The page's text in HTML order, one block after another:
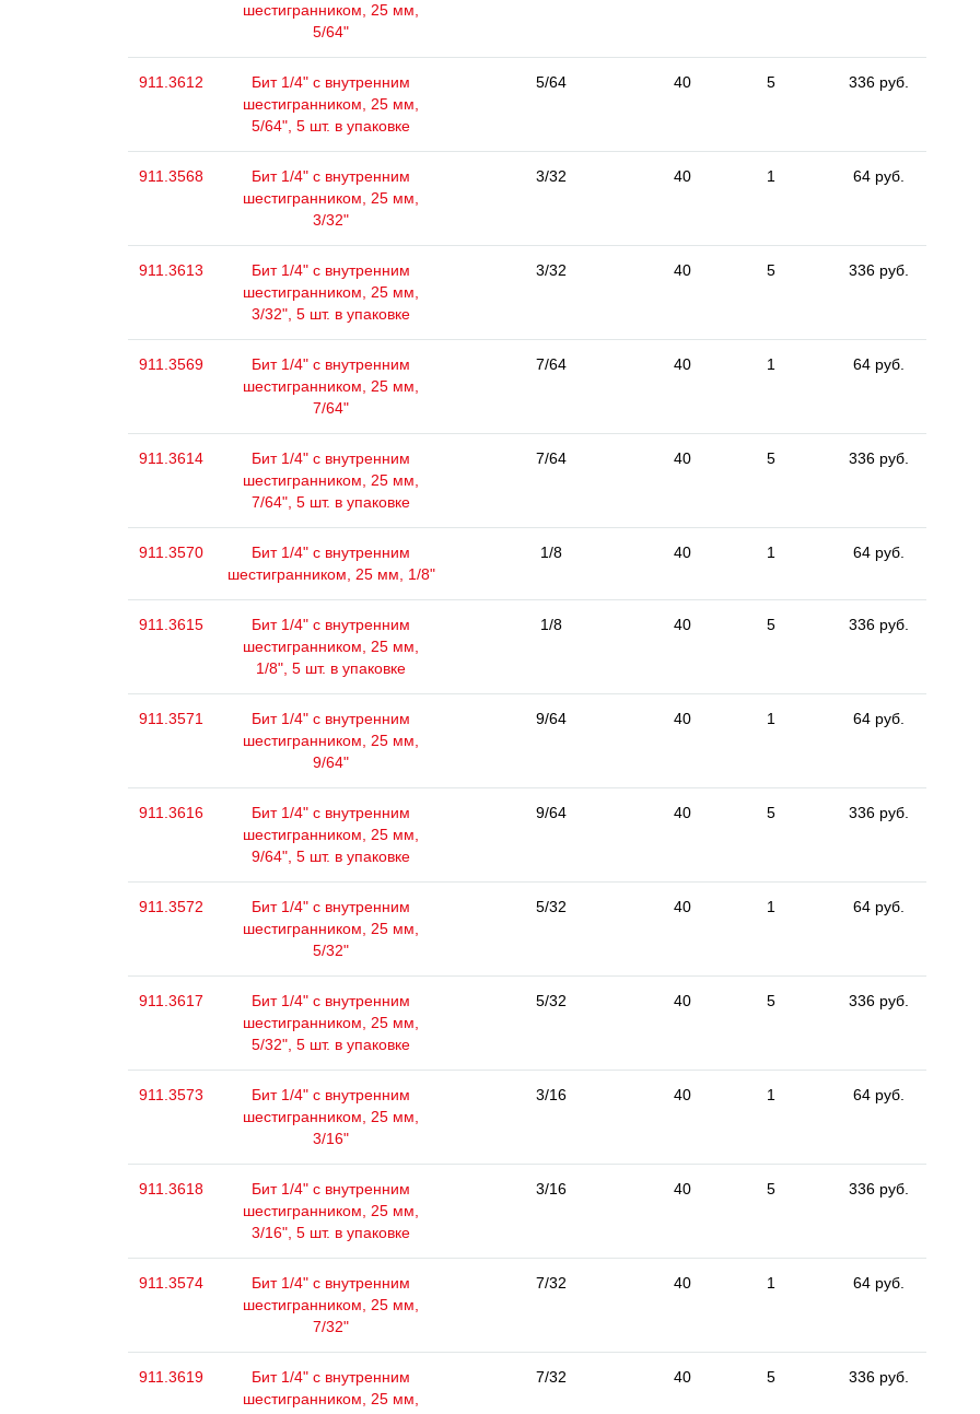
шестигранником, 25 мм,
5/64"
911.3612
Бит 1/4" с внутренним
шестигранником, 25 мм,
5/64", 5 шт. в упаковке
5/64 40 5 336 руб.
911.3568
Бит 1/4" с внутренним
шестигранником, 25 мм,
3/32"
3/32 40 1 64 руб.
911.3613
Бит 1/4" с внутренним
шестигранником, 25 мм,
3/32", 5 шт. в упаковке
3/32 40 5 336 руб.
911.3569
Бит 1/4" с внутренним
шестигранником, 25 мм,
7/64"
7/64 40 1 64 руб.
911.3614
Бит 1/4" с внутренним
шестигранником, 25 мм,
7/64", 5 шт. в упаковке
7/64 40 5 336 руб.
911.3570
Бит 1/4" с внутренним
шестигранником, 25 мм, 1/8"
1/8 40 1 64 руб.
911.3615
Бит 1/4" с внутренним
шестигранником, 25 мм,
1/8", 5 шт. в упаковке
1/8 40 5 336 руб.
911.3571
Бит 1/4" с внутренним
шестигранником, 25 мм,
9/64"
9/64 40 1 64 руб.
911.3616
Бит 1/4" с внутренним
шестигранником, 25 мм,
9/64", 5 шт. в упаковке
9/64 40 5 336 руб.
911.3572
Бит 1/4" с внутренним
шестигранником, 25 мм,
5/32"
5/32 40 1 64 руб.
911.3617
Бит 1/4" с внутренним
шестигранником, 25 мм,
5/32", 5 шт. в упаковке
5/32 40 5 336 руб.
911.3573
Бит 1/4" с внутренним
шестигранником, 25 мм,
3/16"
3/16 40 1 64 руб.
911.3618
Бит 1/4" с внутренним
шестигранником, 25 мм,
3/16", 5 шт. в упаковке
3/16 40 5 336 руб.
911.3574
Бит 1/4" с внутренним
шестигранником, 25 мм,
7/32"
7/32 40 1 64 руб.
911.3619
Бит 1/4" с внутренним
шестигранником, 25 мм,
7/32 40 5 336 руб.